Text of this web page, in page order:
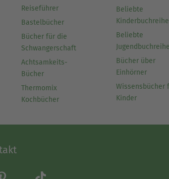
Reiseführer
Bastelbücher
Bücher für die
Schwangerschaft
Achtsamkeits-
Bücher
Thermomix
Kochbücher
Beliebte
Beliebte
Bücher über
Einhörner
Wissensbücher
Kinder